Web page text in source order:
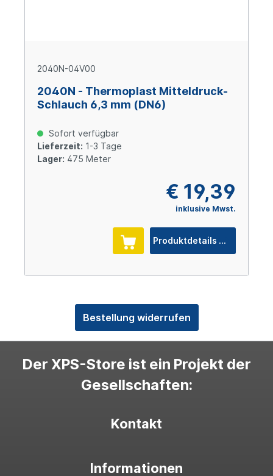
2040N-04V00
2040N - Thermoplast Mitteldruck-
Schlauch 6,3 mm (DN6)
Sofort verfügbar
Lieferzeit: 1-3 Tage
Lager: 475 Meter
€ 19,39
inklusive Mwst.
Produktdetails
Bestellung widerrufen
Der XPS-Store ist ein Projekt der
Gesellschaften:
Kontakt
Informationen